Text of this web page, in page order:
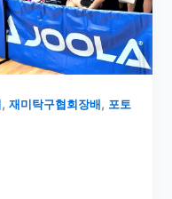
,재미탁구협회장배 , 포토